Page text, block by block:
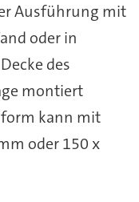
Ausführung mit
oder in
des
montiert
kann mit
oder 150 x